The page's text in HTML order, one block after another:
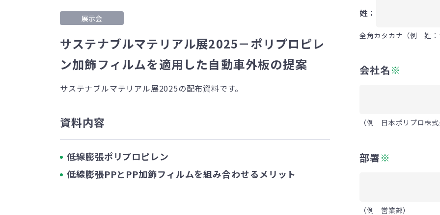
展示会
サステナブルマテリアル展2025－ポリプロピレ
ン加飾フィルムを適用した自動車外板の提案
サステナブルマテリアル展2025の配布資料です。
資料内容
低線膨張ポリプロピレン
低線膨張PPとPP加飾フィルムを組み合わせるメリット
姓：
全角カタカナ（例 姓
会社名※
（例 日本ポリプロ株
部署※
（例 営業部）